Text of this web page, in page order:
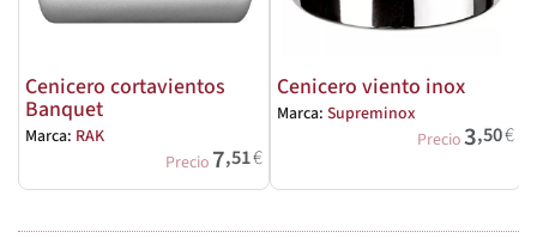
Cenicero cortavientos
Banquet
Marca: RAK
Precio 7,51€
Cenicero viento inox
Marca: Supreminox
Precio3,50€